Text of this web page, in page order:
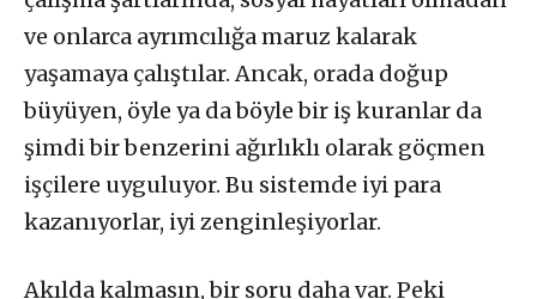
ve onlarca ayrımcılığa maruz kalarak
yaşamaya çalıştılar. Ancak, orada doğup
büyüyen, öyle ya da böyle bir iş kuranlar da
şimdi bir benzerini ağırlıklı olarak göçmen
işçilere uyguluyor. Bu sistemde iyi para
kazanıyorlar, iyi zenginleşiyorlar.
Akılda kalmasın, bir soru daha var. Peki